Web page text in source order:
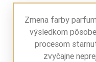
Zmena farby
výsledkom
procesom
zvyčajne